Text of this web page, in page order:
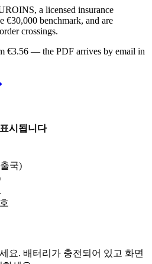
a licensed insurance
€30,000 benchmark, and are
crossings.
€3.56 — the PDF arrives by email in
시됩니다
국)
요. 배터리가 충전되어 있고 화면